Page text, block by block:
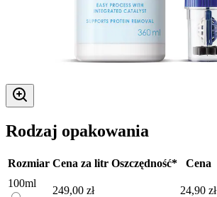
Rodzaj opakowania
Rozmiar Cena za litr Oszczędność*
Cena
100ml
249,00 zł 24,90 zł